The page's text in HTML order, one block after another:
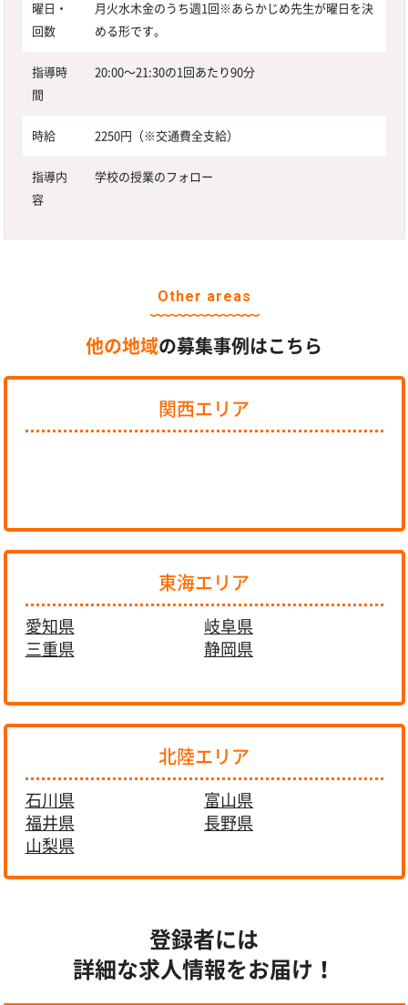
曜日・
回数
月火水木金のうち週1回※あらかじめ先生が曜日を決
める形です。
指導時
間
20:00〜21:30の1回あたり90分
時給 2250円（※交通費全支給）
指導内
容
学校の授業のフォロー
Other areas
他の地域の募集事例はこちら
関西エリア
東海エリア
愛知県
岐阜県
三重県
静岡県
北陸エリア
石川県
富山県
福井県
長野県
山梨県
登録者には
詳細な求人情報をお届け！